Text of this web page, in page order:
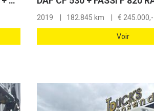
2019 182.845 km € 245.000,-
Voir